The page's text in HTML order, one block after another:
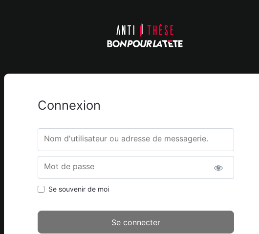
Connexion
Nom d'utilisateur ou adresse de messagerie.
Mot de passe
Se souvenir de moi